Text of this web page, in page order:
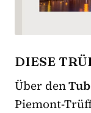
DIESE
Über den
Piemont-